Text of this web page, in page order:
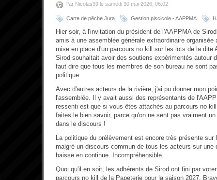
Par Nicolas39 le samedi 30 mai 2026, 06:02
Carte de pêche Jura Gestion piscicole - AAPPMA
Hier soir, à l'invitation du président de l'AAPPMA de
amis à une assemblée générale extraordinaire
mise en place d'un parcours no kill sur les lots de la dite
Sirod souhaitait avoir des soutiens expérimentés autour
faut dire que tous les membres de son bureau ne sont
politique.
Avec d'autres acteurs de la rivière, j'ai pu donner mon
l'assemblée. Il y avait aussi des représentants de
ressenti est que si vous êtes attachés au parcours no
faites le bien savoir, parce qu'on ne sent pas vraiment
dans le discours !
La politique du prélèvement est encore très présente
malgré un discours commun de tous les acteurs sur une
baisse en continue. Incompréhensible.
Quoi qu'il en soit, les adhérents de Sirod ont fini par
parcours no kill de la Papeterie pour la saison 2027.